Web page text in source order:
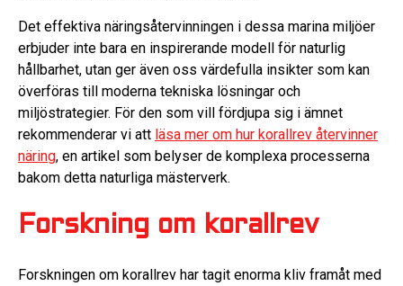
Det effektiva näringsåtervinningen i dessa marina miljöer
erbjuder inte bara en inspirerande modell för naturlig
hållbarhet, utan ger även oss värdefulla insikter som kan
överföras till moderna tekniska lösningar och
miljöstrategier. För den som vill fördjupa sig i ämnet
rekommenderar vi att läsa mer om hur korallrev återvinner
näring, en artikel som belyser de komplexa processerna
bakom detta naturliga mästerverk.
Forskning om korallrev
Forskningen om korallrev har tagit enorma kliv framåt med